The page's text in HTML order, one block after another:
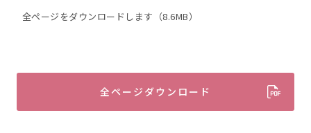
全ページをダウンロードします（8.6MB）
全ページダウンロード